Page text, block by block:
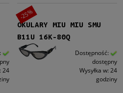
24
OKULARY MIU MIU SMU
B11U 16K-80Q
Dostępność:
dostępny
Wysyłka w: 24
godziny
-25%